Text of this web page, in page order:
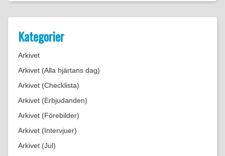
Kategorier
Arkivet
Arkivet (Alla hjärtans dag)
Arkivet (Checklista)
Arkivet (Erbjudanden)
Arkivet (Förebilder)
Arkivet (Intervjuer)
Arkivet (Jul)